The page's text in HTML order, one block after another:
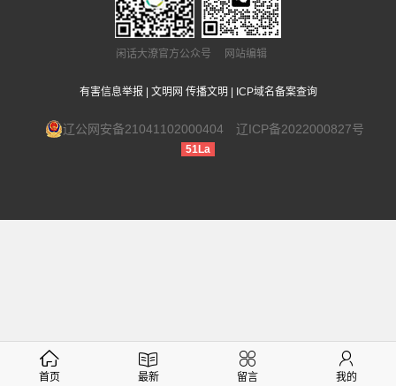
闲话大潦官方公众号 网站编辑
有害信息举报 文明网 传播文明 ICP域名备案查询
辽公网安备21041102000404 辽ICP备2022000827号
51La
首页 最新 留言 我的